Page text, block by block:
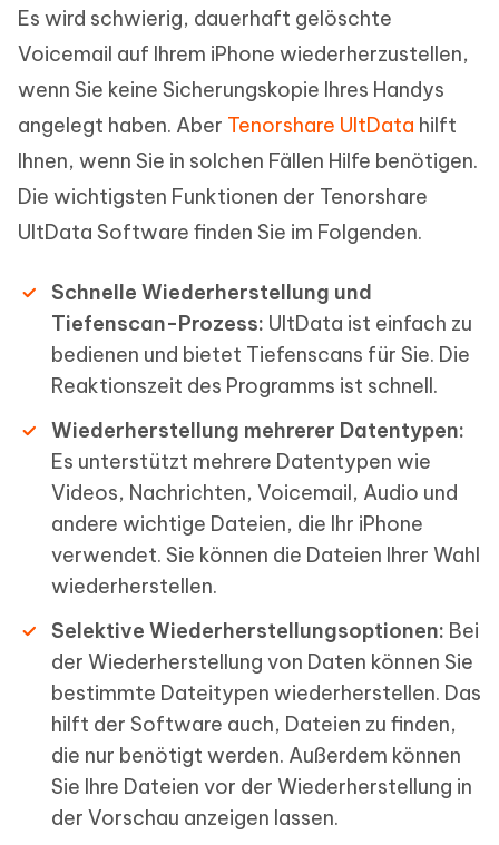
Es wird schwierig, dauerhaft gelöschte
Voicemail auf Ihrem iPhone wiederherzustellen,
wenn Sie keine Sicherungskopie Ihres Handys
angelegt haben. Aber Tenorshare UltData hilft
Ihnen, wenn Sie in solchen Fällen Hilfe benötigen.
Die wichtigsten Funktionen der Tenorshare
UltData Software finden Sie im Folgenden.
Schnelle Wiederherstellung und
Tiefenscan-Prozess: UltData ist einfach zu
bedienen und bietet Tiefenscans für Sie. Die
Reaktionszeit des Programms ist schnell.
Wiederherstellung mehrerer Datentypen:
Es unterstützt mehrere Datentypen wie
Videos, Nachrichten, Voicemail, Audio und
andere wichtige Dateien, die Ihr iPhone
verwendet. Sie können die Dateien Ihrer Wahl
wiederherstellen.
Selektive Wiederherstellungsoptionen: Bei
der Wiederherstellung von Daten können Sie
bestimmte Dateitypen wiederherstellen. Das
hilft der Software auch, Dateien zu finden,
die nur benötigt werden. Außerdem können
Sie Ihre Dateien vor der Wiederherstellung in
der Vorschau anzeigen lassen.